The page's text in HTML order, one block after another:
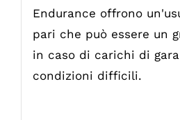
Endurance offrono
pari che può essere un
in caso di carichi di
condizioni difficili.